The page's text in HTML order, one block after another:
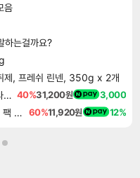
음
하는걸까요?
제, 프레쉬 린넨, 350g x 2개
나 혼자만 레벨업 어라이즈 오버드라이브 디럭스 에디션 Solo Leveling Arise Overdrive Deluxe Edition 40%31,200원 3,000
디제이맥스 리스펙트 V V 리버티 3 팩 DJMAX RESPECT V V Liberty 3 Pack DLC 60%11,920원 12%